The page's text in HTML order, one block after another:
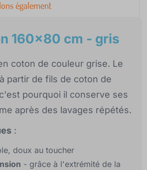
également
160x80 cm - gris
coton de couleur grise. Le
partir de fils de coton de
pourquoi il conserve ses
après des lavages répétés.
:
doux au toucher
- grâce à l'extrémité de la